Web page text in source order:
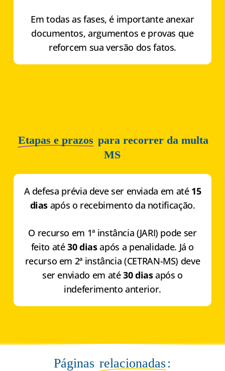
Em todas as fases, é importante anexar
documentos, argumentos e provas que
reforcem sua versão dos fatos.
Etapas e prazos para recorrer da multa
MS
A defesa prévia deve ser enviada em até 15
dias após o recebimento da notificação.
O recurso em 1ª instância (JARI) pode ser
feito até30 diasapós a penalidade. Já o
recurso em 2ª instância (CETRAN-MS) deve
ser enviado em até30 diasapós o
indeferimento anterior.
Páginas relacionadas: